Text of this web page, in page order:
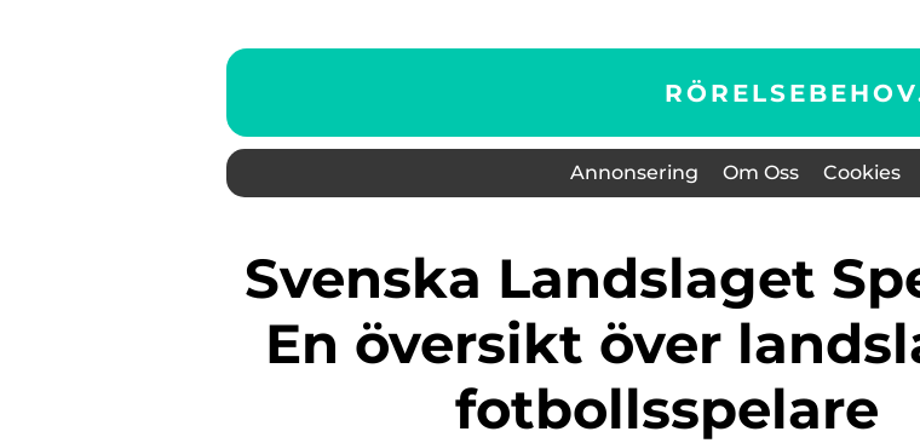
Annonsering Om Oss Cookies
Svenska Landslaget Spelare –
En översikt över
fotbollsspelare